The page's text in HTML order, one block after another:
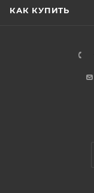
КАК КУПИТЬ